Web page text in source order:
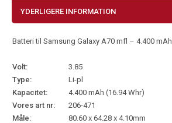
YDERLIGERE INFORMATION
Batteri til Samsung Galaxy A70 mfl – 4.400 mAh
Volt:
3.85
Type:
Li-pl
Kapacitet:
4.400 mAh (16.94 Whr)
Vores art nr:
206-471
Måle:
80.60 x 64.28 x 4.10mm